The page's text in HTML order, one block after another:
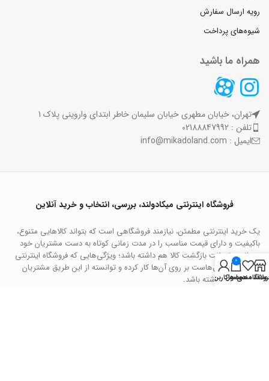
رویه ارسال سفارش
شیوه‌های پرداخت
همراه ما باشید
تهران، خیابان مطهری خیابان سلیمان خاطر ابتدای واروینی پلاک 1
تلفن : 02188847992
ایمیل : info@mikadoland.com
فروشگاه اینترنتی میکادولند، بررسی، انتخاب و خرید آنلاین
یک خرید اینترنتی مطمئن، نیازمند فروشگاهی است که بتواند کالاهایی متنوع،
باکیفیت و دارای قیمت مناسب را در مدت زمانی کوتاه به دست مشتریان خود
برساند و ضمانت بازگشت کالا هم داشته باشد؛ ویژگی‌هایی که فروشگاه اینترنتی
میکادولند سال‌هاست بر روی آن‌ها کار کرده و توانسته از این طریق مشتریان
ثابت خود را داشته باشد.
علاقه مندی ها
0
محصول
حساب کاربری من